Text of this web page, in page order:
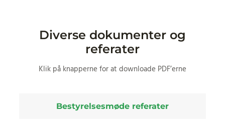
Diverse dokumenter og
referater
Klik på knapperne for at downloade PDF’erne
Bestyrelsesmøde referater